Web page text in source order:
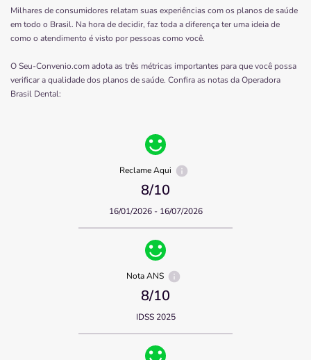
Milhares de consumidores relatam suas experiências com os planos de saúde
em todo o Brasil. Na hora de decidir, faz toda a diferença ter uma ideia de
como o atendimento é visto por pessoas como você.
O Seu-Convenio.com adota as três métricas importantes para que você possa
verificar a qualidade dos planos de saúde. Confira as notas da Operadora
Brasil Dental:
Reclame Aqui
8/10
16/01/2026 - 16/07/2026
Nota ANS
8/10
IDSS 2025